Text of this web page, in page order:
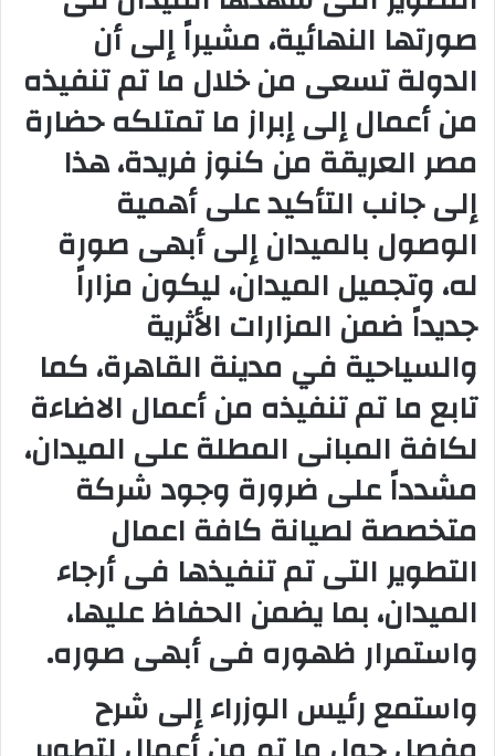
صورتها النهائية، مشيراً إلى أن
الدولة تسعى من خلال ما تم تنفيذه
من أعمال إلى إبراز ما تمتلكه حضارة
مصر العريقة من كنوز فريدة، هذا
إلى جانب التأكيد على أهمية
الوصول بالميدان إلى أبهى صورة
له، وتجميل الميدان، ليكون مزاراً
جديداً ضمن المزارات الأثرية
والسياحية في مدينة القاهرة، كما
تابع ما تم تنفيذه من أعمال الاضاءة
لكافة المبانى المطلة على الميدان،
مشدداً على ضرورة وجود شركة
متخصصة لصيانة كافة اعمال
التطوير التى تم تنفيذها فى أرجاء
الميدان، بما يضمن الحفاظ عليها،
واستمرار ظهوره فى أبهى صوره.
واستمع رئيس الوزراء إلى شرح